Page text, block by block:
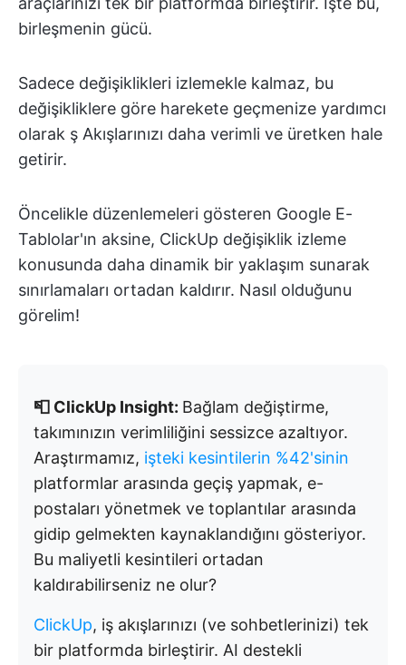
birleşmenin gücü.
Sadece değişiklikleri izlemekle kalmaz, bu
değişikliklere göre harekete geçmenize yardımcı
olarak ş Akışlarınızı daha verimli ve üretken hale
getirir.
Öncelikle düzenlemeleri gösteren Google E-
Tablolar'ın aksine, ClickUp değişiklik izleme
konusunda daha dinamik bir yaklaşım sunarak
sınırlamaları ortadan kaldırır. Nasıl olduğunu
görelim!
📮 ClickUp Insight: Bağlam değiştirme,
takımınızın verimliliğini sessizce azaltıyor.
Araştırmamız, işteki kesintilerin %42'sinin
platformlar arasında geçiş yapmak, e-
postaları yönetmek ve toplantılar arasında
gidip gelmekten kaynaklandığını gösteriyor.
Bu maliyetli kesintileri ortadan
kaldırabilirseniz ne olur?
ClickUp, iş akışlarınızı (ve sohbetlerinizi) tek
bir platformda birleştirir. AI destekli